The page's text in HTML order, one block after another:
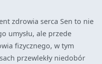
zdrowia serca Sen to nie
umysłu, ale przede
fizycznego, w tym
przewlekły niedobór